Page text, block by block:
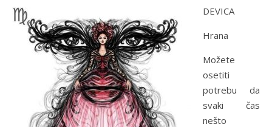
DEVICA
Hrana
Možete
osetiti
potrebu da
svaki čas
nešto